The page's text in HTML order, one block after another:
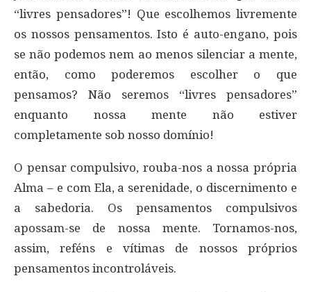
“livres pensadores”! Que escolhemos livremente
os nossos pensamentos. Isto é auto-engano, pois
se não podemos nem ao menos silenciar a mente,
então, como poderemos escolher o que
pensamos? Não seremos “livres pensadores”
enquanto nossa mente não estiver
completamente sob nosso domínio!
O pensar compulsivo, rouba-nos a nossa própria
Alma – e com Ela, a serenidade, o discernimento e
a sabedoria. Os pensamentos compulsivos
apossam-se de nossa mente. Tornamos-nos,
assim, reféns e vítimas de nossos próprios
pensamentos incontroláveis.